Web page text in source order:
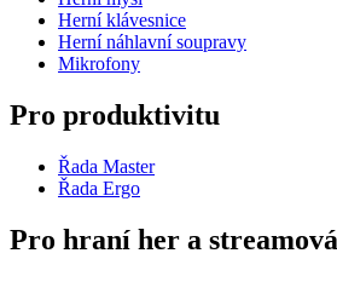
Herní klávesnice
Herní náhlavní soupravy
Mikrofony
Pro produktivitu
Řada Master
Řada Ergo
Pro hraní her a